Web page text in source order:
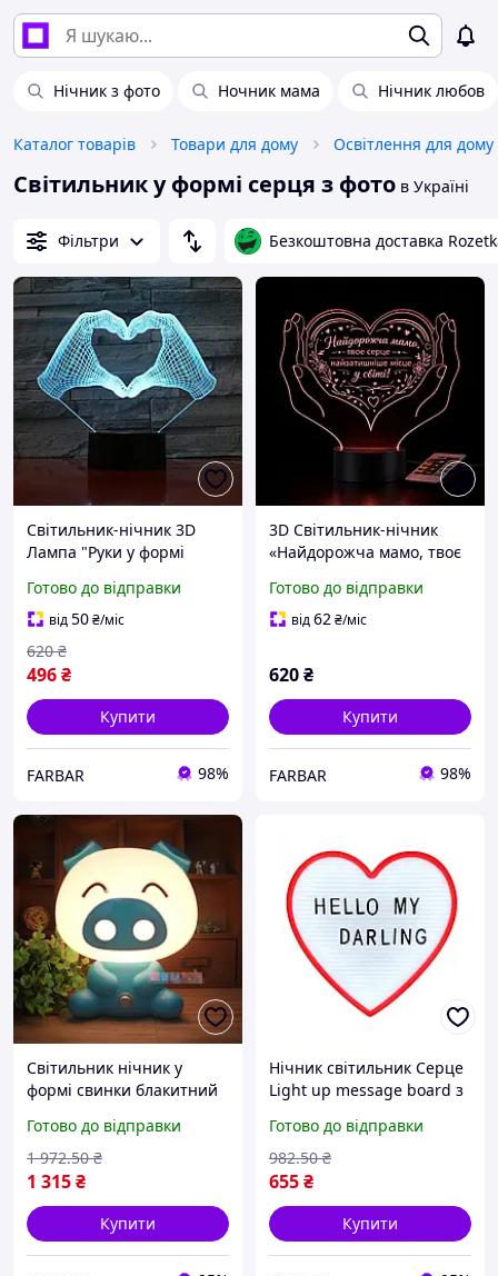
Нічник з фото Ночник мама Нічник любов
Каталог товарів Товари для дому Освітлення для дому
Світильник у формі серця з фото в Україні
Фільтри Безкоштовна доставка
Світильник-нічник 3D
Лампа "Руки у формі
Готово до відправки
від50₴/міс
496₴
620 ₴
Купити
FARBAR 98%
3D Світильник-нічник
«Найдорожча мамо, твоє
місце у світі!»
Готово до відправки
від62₴/міс
620₴
Купити
FARBAR 98%
Світильник нічник у
формі свинки блакитний
затишний аксесуар для
кімнати SPICY
Готово до відправки
1 315₴
1 972.50 ₴
Купити
Нічник світильник Серце
Light up message board з
Готово до відправки
655₴
982.50 ₴
Купити